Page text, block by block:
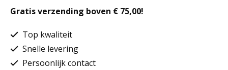
Gratis verzending boven € 75,00!
Top kwaliteit
Snelle levering
Persoonlijk contact